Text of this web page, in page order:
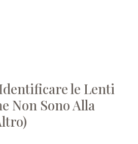
le Lenti
Non Sono Alla